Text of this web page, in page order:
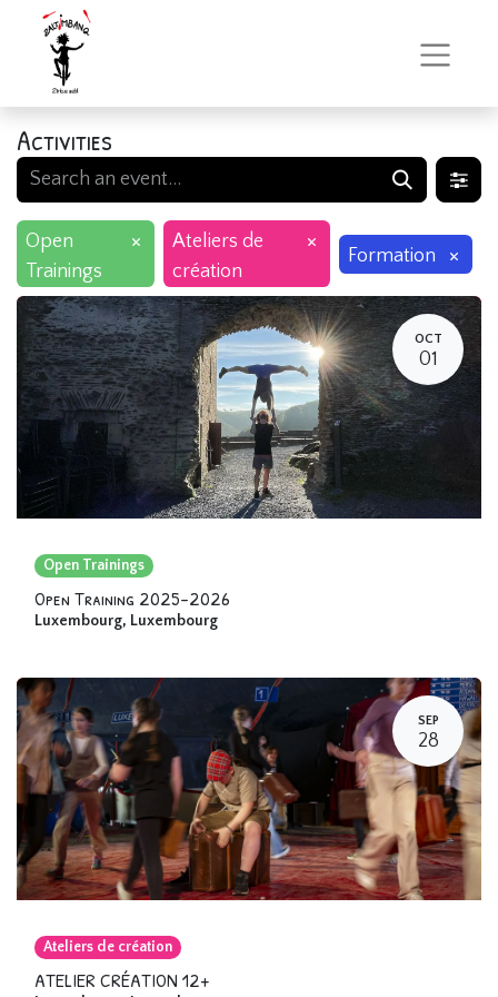
Activities
Open
Trainings
×
Ateliers de
création
×
Formation ×
OCT
01
Open Trainings
Open Training 2025-2026
Luxembourg, Luxembourg
SEP
28
Ateliers de création
ATELIER CRÉATION 12+